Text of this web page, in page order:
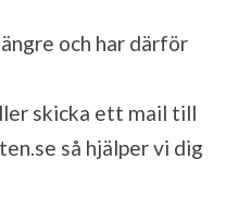
och har därför
skicka ett mail till
så hjälper vi dig